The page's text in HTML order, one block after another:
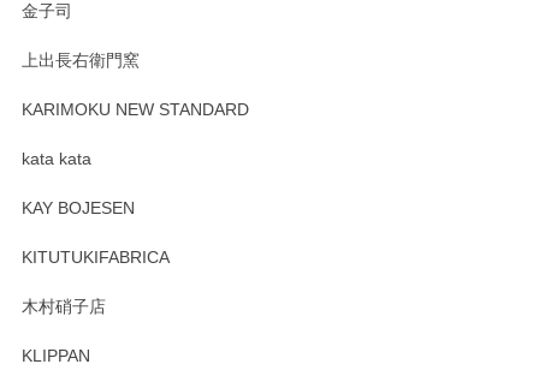
金子司
上出長右衛門窯
KARIMOKU NEW STANDARD
kata kata
KAY BOJESEN
KITUTUKIFABRICA
木村硝子店
KLIPPAN